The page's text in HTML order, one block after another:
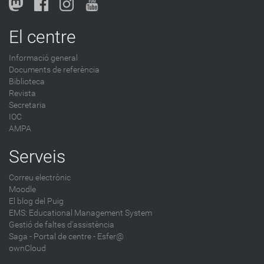
o
-
El centre
Informació general
Documents de referència
Biblioteca
Revista
Secretaria
IOC
AMPA
Serveis
Correu electrònic
Moodle
El blog del Puig
EMS: Educational Management System
Gestió de faltes d'assistència
Saga - Portal de centre - Esfer@
ownCloud